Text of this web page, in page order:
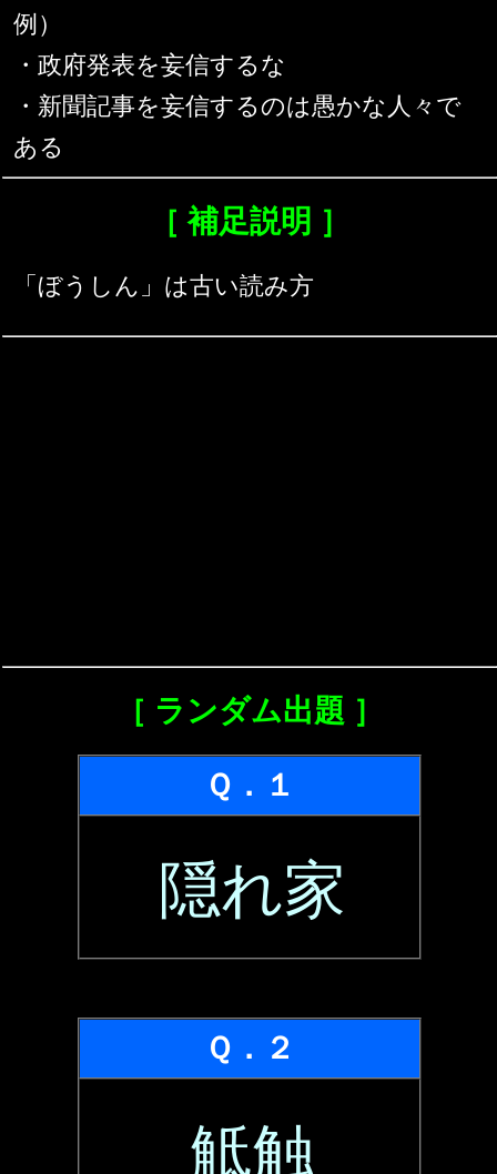
例）
・政府発表を妄信するな
・新聞記事を妄信するのは愚かな人々で
ある
［ 補足説明 ］
「ぼうしん」は古い読み方
［ ランダム出題 ］
Ｑ．１
隠れ家
Ｑ．２
觝触